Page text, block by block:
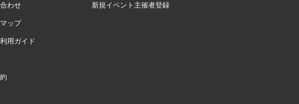
わせ
ップ
用ガイド
新規イベント主催者登録